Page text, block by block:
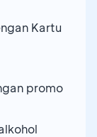
Kartu
promo